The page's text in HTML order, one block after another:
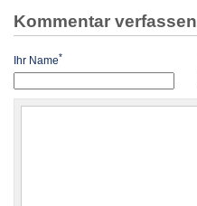
Kommentar verfassen
Ihr Name*